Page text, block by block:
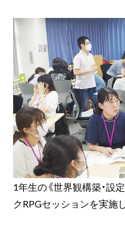
1年生の《世界観構築・設
クRPGセッションを実施